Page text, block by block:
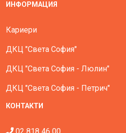
ИНФОРМАЦИЯ
Кариери
ДКЦ "Света София"
ДКЦ "Света София - Люлин"
ДКЦ "Света София - Петрич"
КОНТАКТИ